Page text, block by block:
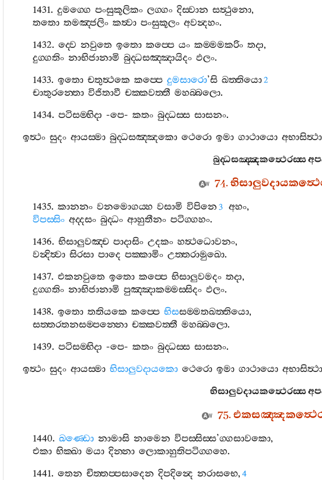
1431.දුමග‍්ගෙ පංසුකූලිකං ලග‍්ගං දිස‍්වාන සත්‍ථුනො,
තතො තමඤ‍්ජලිං කත්‍වා පංසුකූලං අවන්‍දහං.
1432.ද‍්වෙ නවුතෙ ඉතො කප‍්පෙ යං කම‍්මමකරිං තදා,
දුග‍්ගතිං නාභිජානාමි බුද‍්ධසඤ‍්ඤායිදං ඵලං.
1433.ඉතො චතුත්‍ථකෙ කප‍්පෙ දුමසාරො’සි ඛත‍්තියො2
චාතුරන‍්තො විජිතාවී චක‍්කවත‍්තී මහබ‍්බලො.
1434.පටිසම‍්භිදා -පෙ-කතං බුද‍්ධස‍්ස සාසනං.
ඉත්‍ථං සුදං ආයස‍්මා බුද‍්ධසඤ‍්ඤකො ථෙරො ඉමා ගාථායො
බුද‍්ධසඤ‍්ඤකත්‍ථෙරස‍්ස
74.
1435.කානනං වනමොගය‍්හ වසාමි විපිනෙ 3 අහං,
විපස‍්සිං අද‍්දසං බුද‍්ධං ආහුතීනං පටිග‍්ගහං.
1436.භිසාලුවඤ‍්ච පාදාසිං උදකං හත්‍ථධොවනං,
වන්‍දිත්‍වා සිරසා පාදෙ පක‍්කාමිං උත‍්තරාමුඛො.
1437.එකනවුතෙ ඉතො කප‍්පෙ භිසාලුවමදං තදා,
දුග‍්ගතිං නාභිජානාමි පුඤ‍්ඤාකම‍්මස‍්සිදං ඵලං.
1438.ඉතො තතියකෙ කප‍්පෙ භිසසම‍්මතඛත‍්තියො,
සත‍්තරතනසම‍්පන‍්නො චක‍්කවත‍්තී මහබ‍්බලො.
1439.පටිසම‍්භිදා -පෙ-කතං බුද‍්ධස‍්ස සාසනං.
ඉත්‍ථං සුදං ආයස‍්මා භිසාලුවදායකො ථෙරො ඉමා ගාථායො
භිසාලුවදායකත්‍ථෙරස‍්ස
75.
1440.ඛණ‍්ඩො නාමාසි නාමෙන විපස‍්සිස‍්ස’ග‍්ගසාවකො,
එකා භික‍්ඛා මයා දින‍්නා ලොකාහුතිපටිග‍්ගහෙ.
1441.තෙන චිත‍්තප‍්පසාදෙන දිපදින්‍දෙ නරාසභෙ, 4